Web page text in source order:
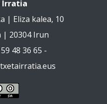
Irratia
| Eliza kalea, 10
| 20304 Irun
48 36 65 -